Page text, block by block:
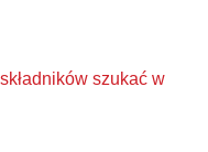
szukać w